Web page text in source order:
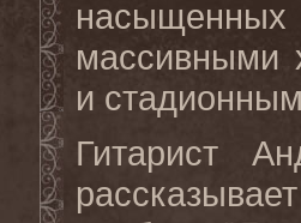
массивными
и
Гитарист